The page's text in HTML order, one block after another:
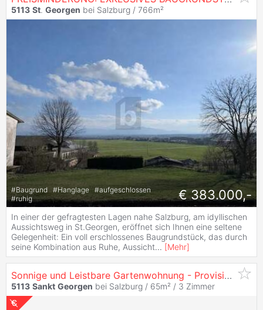
5113 St. Georgen bei Salzburg / 766m²
#Baugrund #Hanglage #aufgeschlossen
#ruhig € 383.000,-
In einer der gefragtesten Lagen nahe Salzburg, am idyllischen
Aussichtsweg in St.Georgen, eröffnet sich Ihnen eine seltene
Gelegenheit: Ein voll erschlossenes Baugrundstück, das durch
seine Kombination aus Ruhe, Aussicht... [Mehr]
Sonnige und Leistbare Gartenwohnung - Provisionsfrei auf Www.Riedersbach.Com
5113 Sankt Georgen bei Salzburg / 65m² / 3 Zimmer